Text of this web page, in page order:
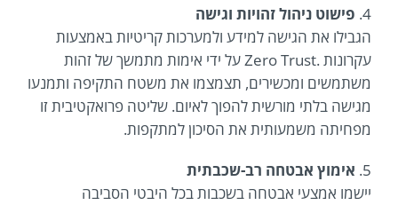
4. פישוט ניהול זהויות וגישה
הגבילו את הגישה למידע ולמערכות קריטיות באמצעות
עקרונות .Zero Trust על ידי אימות מתמשך של זהות
משתמשים ומכשירים, תצמצמו את משטח התקיפה ותמנעו
מגישה בלתי מורשית להפוך לאיום. שליטה פרואקטיבית זו
מפחיתה משמעותית את הסיכון למתקפות.
5. אימוץ אבטחה רב-שכבתית
יישמו אמצעי אבטחה בשכבות בכל היבטי הסביבה